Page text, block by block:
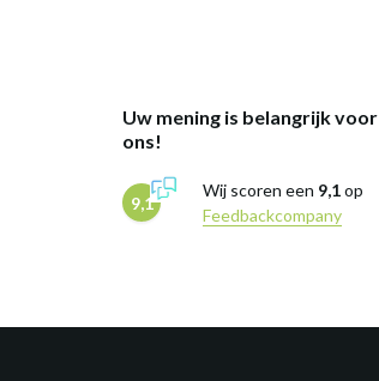
Uw mening is belangrijk voor
ons!
9,1
Wij scoren een 9,1op
Feedbackcompany